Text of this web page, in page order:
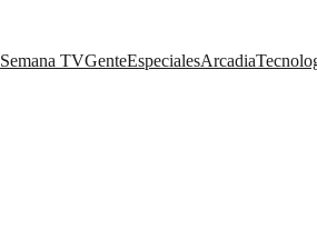
Semana TVGenteEspecialesArcadia